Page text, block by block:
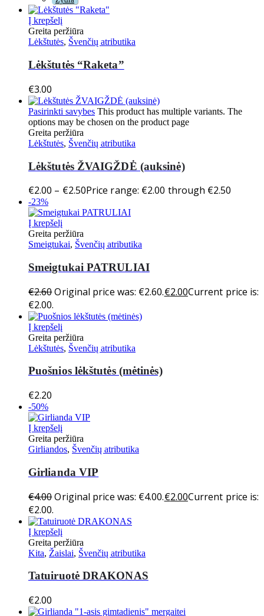
Į krepšelį
Greita peržiūra
Lėkštutės, Švenčių atributika
Lėkštutės “Raketa”
€3.00
Pasirinkti savybes This product has multiple variants. The
options may be chosen on the product page
Greita peržiūra
Lėkštutės, Švenčių atributika
Lėkštutės ŽVAIGŽDĖ (auksinė)
€2.00 – €2.50Price range: €2.00 through €2.50
-23%
Į krepšelį
Greita peržiūra
Smeigtukai, Švenčių atributika
Smeigtukai PATRULIAI
€2.60Original price was: €2.60.€2.00Current price is:
€2.00.
Į krepšelį
Greita peržiūra
Lėkštutės, Švenčių atributika
Puošnios lėkštutės (mėtinės)
€2.20
-50%
Į krepšelį
Greita peržiūra
Girliandos, Švenčių atributika
Girlianda VIP
€4.00Original price was: €4.00.€2.00Current price is:
€2.00.
Į krepšelį
Greita peržiūra
Kita, Žaislai, Švenčių atributika
Tatuiruotė DRAKONAS
€2.00